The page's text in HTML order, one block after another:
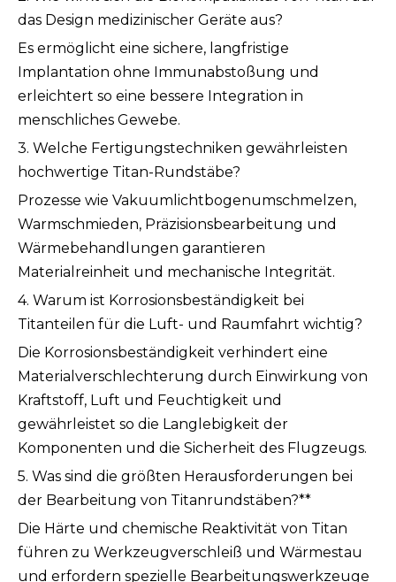
das Design medizinischer Geräte aus?
Es ermöglicht eine sichere, langfristige
Implantation ohne Immunabstoßung und
erleichtert so eine bessere Integration in
menschliches Gewebe.
3. Welche Fertigungstechniken gewährleisten
hochwertige Titan-Rundstäbe?
Prozesse wie Vakuumlichtbogenumschmelzen,
Warmschmieden, Präzisionsbearbeitung und
Wärmebehandlungen garantieren
Materialreinheit und mechanische Integrität.
4. Warum ist Korrosionsbeständigkeit bei
Titanteilen für die Luft- und Raumfahrt wichtig?
Die Korrosionsbeständigkeit verhindert eine
Materialverschlechterung durch Einwirkung von
Kraftstoff, Luft und Feuchtigkeit und
gewährleistet so die Langlebigkeit der
Komponenten und die Sicherheit des Flugzeugs.
5. Was sind die größten Herausforderungen bei
der Bearbeitung von Titanrundstäben?**
Die Härte und chemische Reaktivität von Titan
führen zu Werkzeugverschleiß und Wärmestau
und erfordern spezielle Bearbeitungswerkzeuge